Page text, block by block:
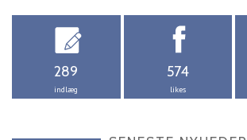
289
indlæg
574
likes